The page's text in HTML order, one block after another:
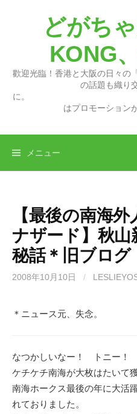
どがち
KONG
歡迎光臨！香港と大阪の日々の
の話題も織り
に。 ＜
はプロモーション
メニュー
【最後の南海
ナザード】秋山
秘話＊旧ブログ
2008年10月10日 /
＊ニュース元、失念。
なつかしいなー！ トニー！
ケチケチ南海が大枚はたいて
南海ホークス最後の年に大活
れておりました。